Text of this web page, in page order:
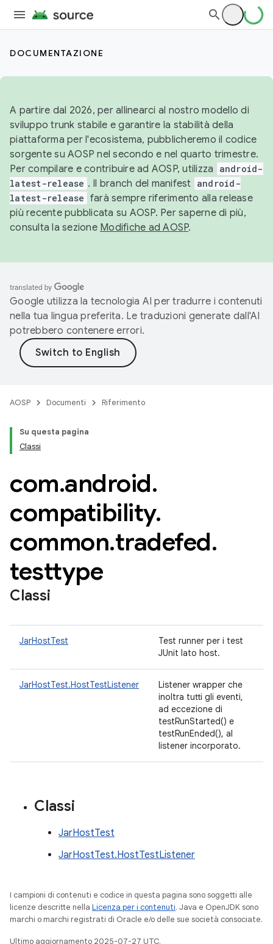
DOCUMENTAZIONE
A partire dal 2026, per allinearci al nostro modello di
sviluppo trunk stabile e garantire la stabilità della
piattaforma per l'ecosistema, pubblicheremo il codice
sorgente su AOSP nel secondo e nel quarto trimestre.
Per compilare e contribuire ad AOSP, utilizza
android-
latest-release . Il branch del manifest android-
latest-release farà sempre riferimento alla release
più recente pubblicata su AOSP. Per saperne di più,
consulta la sezione Modifiche ad AOSP.
Google utilizza la tecnologia AI per tradurre i contenuti
nella tua lingua preferita. Le traduzioni generate dall'AI
potrebbero contenere errori.
AOSP Documenti Riferimento
Su questa pagina
Classi
com.android.
compatibility.
common.tradefed.
testtype
Classi
JarHostTest
Test runner per i test
JUnit lato host.
JarHostTest.HostTestListener
Listener wrapper che
inoltra tutti gli eventi,
ad eccezione di
testRunStarted() e
testRunEnded(), al
listener incorporato.
Classi
JarHostTest
JarHostTest.HostTestListener
I campioni di contenuti e codice in questa pagina sono soggetti alle
licenze descritte nella Licenza per i contenuti. Java e OpenJDK sono
marchi o marchi registrati di Oracle e/o delle sue società consociate.
Ultimo aggiornamento 2025-07-27 UTC.